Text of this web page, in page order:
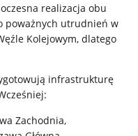
realizacja obu
poważnych utrudnień w
Kolejowym, dlatego
infrastrukturę
Zachodnia,